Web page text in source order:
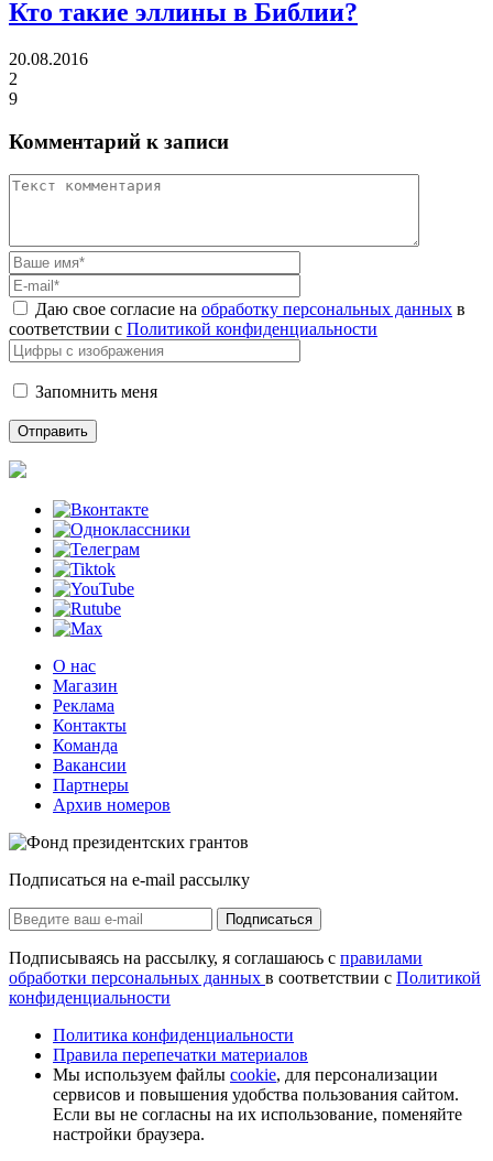
Кто такие эллины в Библии?
20.08.2016
2
9
Комментарий к записи
Даю свое согласие на обработку персональных данных в
соответствии с Политикой конфиденциальности
Запомнить меня
О нас
Магазин
Реклама
Контакты
Команда
Вакансии
Партнеры
Архив номеров
Подписаться на e-mail рассылку
Подписаться
Подписываясь на рассылку, я соглашаюсь с правилами
обработки персональных данных в соответствии с Политикой
конфиденциальности
Политика конфиденциальности
Правила перепечатки материалов
Мы используем файлы cookie, для персонализации
сервисов и повышения удобства пользования сайтом.
Если вы не согласны на их использование, поменяйте
настройки браузера.